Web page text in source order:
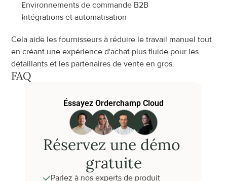
Environnements de commande B2B
Intégrations et automatisation
Cela aide les fournisseurs à réduire le travail manuel tout
en créant une expérience d'achat plus fluide pour les
détaillants et les partenaires de vente en gros.
FAQ
Éssayez Orderchamp Cloud
Réservez une démo
gratuite
Parlez à nos experts de produit